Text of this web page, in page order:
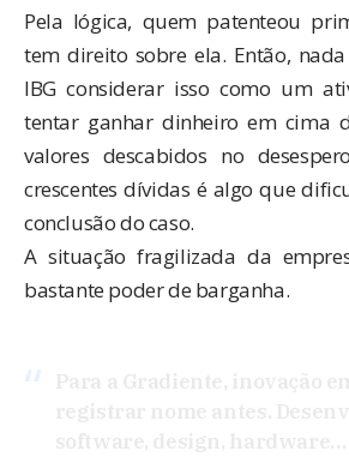
Pela lógica, quem patenteou
tem direito sobre ela. Então,
IBG considerar isso como um
tentar ganhar dinheiro em cima
valores descabidos no
crescentes dívidas é algo que
conclusão do caso.
A situação fragilizada da
bastante poder de barganha.